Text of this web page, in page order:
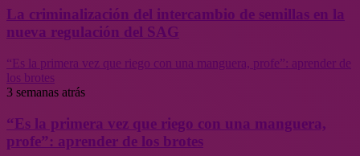
La criminalización del intercambio de semillas en la
nueva regulación del SAG
“Es la primera vez que riego con una manguera, profe”: aprender de
los brotes
3 semanas atrás
“Es la primera vez que riego con una manguera,
profe”: aprender de los brotes